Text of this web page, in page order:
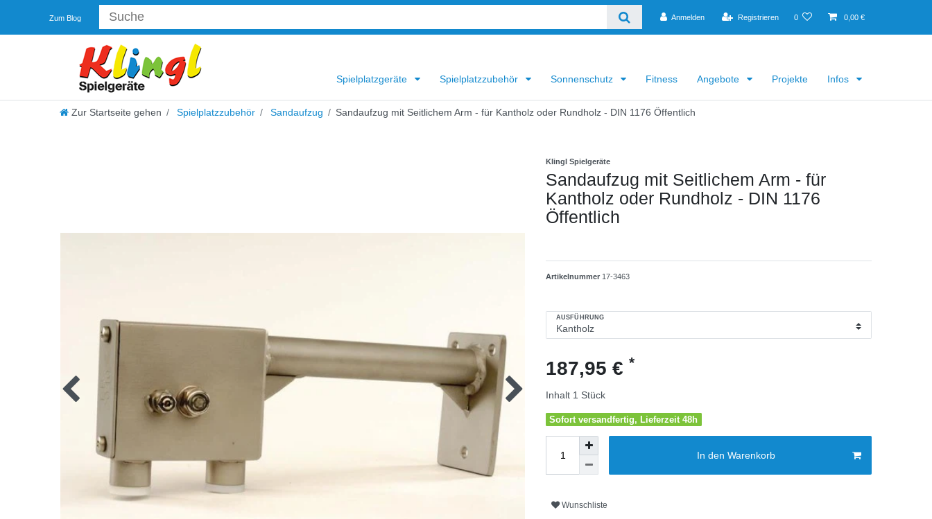
Zum Blog Anmelden Registrieren 0 0,00 €
Spielplatzgeräte Spielplatzzubehör Sonnenschutz Fitness Angebote Projekte Infos
Zur Startseite gehen Spielplatzzubehör Sandaufzug Sandaufzug mit Seitlichem Arm - für Kantholz oder Rundholz - DIN 1176 Öffentlich
Klingl Spielgeräte
Sandaufzug mit Seitlichem Arm - für
Kantholz oder Rundholz - DIN 1176
Öffentlich
Artikelnummer 17-3463
AUSFÜHRUNG
187,95 € *
Inhalt 1 Stück
Sofort versandfertig, Lieferzeit 48h
In den Warenkorb
Wunschliste